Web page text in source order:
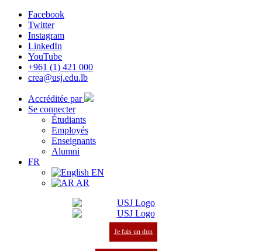
Facebook
Twitter
Instagram
LinkedIn
YouTube
+961 (1) 421 000
crea@usj.edu.lb
Accréditée par
Se connecter
Étudiants
Employés
Enseignants
Alumni
FR
EN
AR
Je fais un don